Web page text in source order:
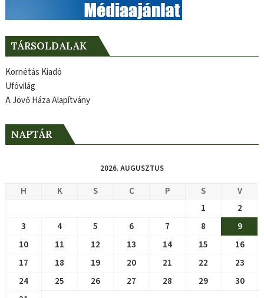
TÁRSOLDALAK
Kornétás Kiadó
Ufóvilág
A Jövő Háza Alapítvány
NAPTÁR
2026. AUGUSZTUS
H K S C P S
V
1
2
3
4 5 6 7 8
9
10
11 12 13 14 15
16
17
18 19 20 21 22
23
24
25 26 27 28 29
30